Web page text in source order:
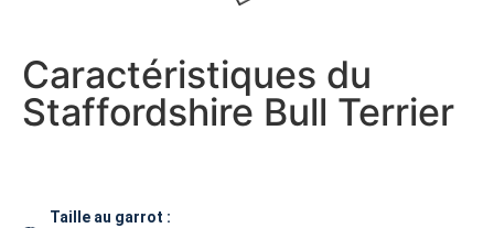
Caractéristiques du
Staffordshire Bull Terrier
Taille au garrot :